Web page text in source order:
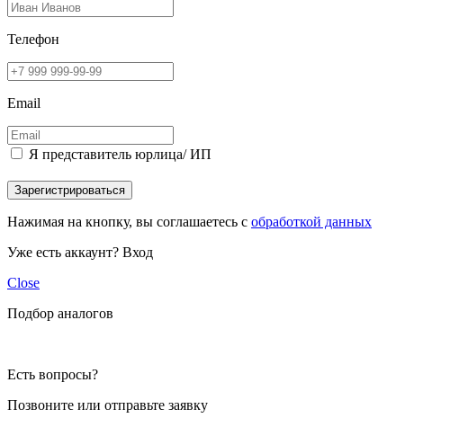
Телефон
Email
Я представитель юрлица/ ИП
Зарегистрироваться
Нажимая на кнопку, вы соглашаетесь с обработкой данных
Уже есть аккаунт? Вход
Close
Подбор аналогов
Есть вопросы?
Позвоните или отправьте заявку